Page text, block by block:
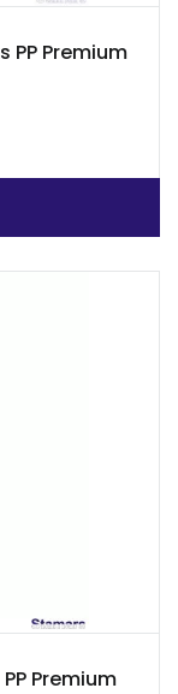
PP Premium
Premium